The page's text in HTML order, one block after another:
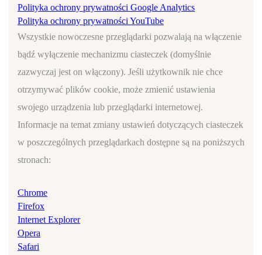
Polityka ochrony prywatności Google Analytics
Polityka ochrony prywatności YouTube
Wszystkie nowoczesne przeglądarki pozwalają na włączenie
bądź wyłączenie mechanizmu ciasteczek (domyślnie
zazwyczaj jest on włączony). Jeśli użytkownik nie chce
otrzymywać plików cookie, może zmienić ustawienia
swojego urządzenia lub przeglądarki internetowej.
Informacje na temat zmiany ustawień dotyczących ciasteczek
w poszczególnych przeglądarkach dostępne są na poniższych
stronach:
Chrome
Firefox
Internet Explorer
Opera
Safari